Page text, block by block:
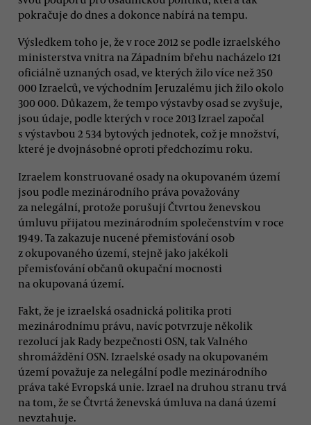
pokračuje do dnes a dokonce nabírá na tempu.
Výsledkem toho je, že v roce 2012 se podle izraelského
ministerstva vnitra na Západním břehu nacházelo 121
oficiálně uznaných osad, ve kterých žilo více než 350
000 Izraelců, ve východním Jeruzalému jich žilo okolo
300 000. Důkazem, že tempo výstavby osad se zvyšuje,
jsou údaje, podle kterých v roce 2013 Izrael započal
s výstavbou 2 534 bytových jednotek, což je množství,
které je dvojnásobné oproti předchozímu roku.
Izraelem konstruované osady na okupovaném území
jsou podle mezinárodního práva považovány
za nelegální, protože porušují Čtvrtou ženevskou
úmluvu přijatou mezinárodním společenstvím v roce
1949. Ta zakazuje nucené přemisťování osob
z okupovaného území, stejně jako jakékoli
přemisťování občanů okupační mocnosti
na okupovaná území.
Fakt, že je izraelská osadnická politika proti
mezinárodnímu právu, navíc potvrzuje několik
rezolucí jak Rady bezpečnosti OSN, tak Valného
shromáždění OSN. Izraelské osady na okupovaném
území považuje za nelegální podle mezinárodního
práva také Evropská unie. Izrael na druhou stranu trvá
na tom, že se Čtvrtá ženevská úmluva na daná území
nevztahuje.